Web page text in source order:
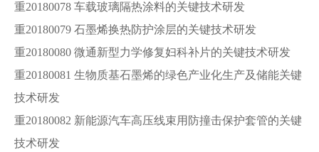
重20180078 车载玻璃隔热涂料的关键技术研发
重20180079 石墨烯换热防护涂层的关键技术研发
重20180080 微通新型力学修复妇科补片的关键技术研发
重20180081 生物质基石墨烯的绿色产业化生产及储能关键
技术研发
重20180082 新能源汽车高压线束用防撞击保护套管的关键
技术研发